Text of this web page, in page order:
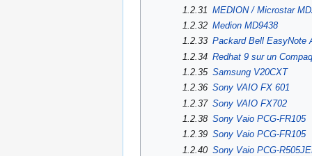
1.2.31 MEDION / Microstar
1.2.32 Medion MD9438
1.2.33 Packard Bell EasyNote
1.2.34 Redhat 9 sur un
1.2.35 Samsung V20CXT
1.2.36 Sony VAIO FX 601
1.2.37 Sony VAIO FX702
1.2.38 Sony Vaio PCG-FR105
1.2.39 Sony Vaio PCG-FR105
1.2.40 Sony Vaio PCG-